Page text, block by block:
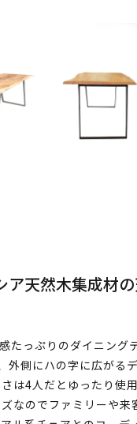
天然木集成材
たっぷりのダイニング
外側にハの字に広がる
は4人だとゆったり使
なのでファミリーや来